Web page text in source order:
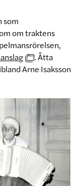
som
om traktens
. Åtta
Arne Isaksson